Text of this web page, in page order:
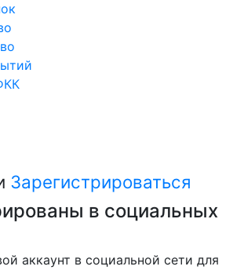
Зарегистрироваться
в социальных
аккаунт в социальной сети для